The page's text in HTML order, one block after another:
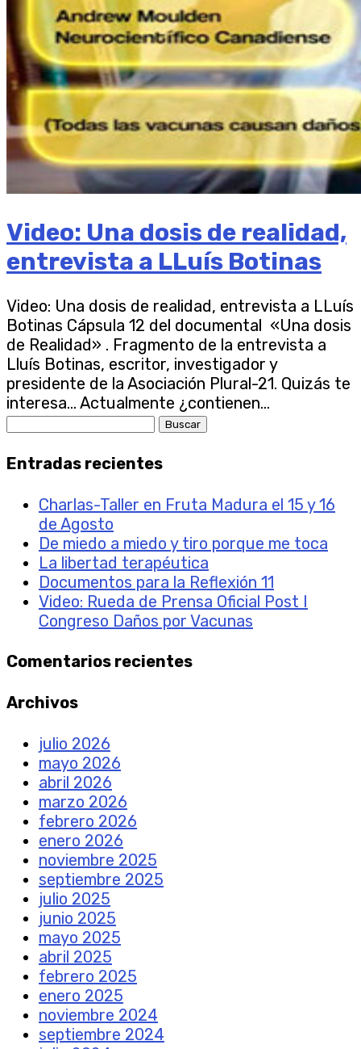
Video: Una dosis de realidad,
entrevista a LLuís Botinas
Video: Una dosis de realidad, entrevista a LLuís
Botinas Cápsula 12 del documental «Una dosis
de Realidad» . Fragmento de la entrevista a
Lluís Botinas, escritor, investigador y
presidente de la Asociación Plural-21. Quizás te
interesa… Actualmente ¿contienen...
Buscar:
Entradas recientes
Charlas-Taller en Fruta Madura el 15 y 16
de Agosto
De miedo a miedo y tiro porque me toca
La libertad terapéutica
Documentos para la Reflexión 11
Video: Rueda de Prensa Oficial Post I
Congreso Daños por Vacunas
Comentarios recientes
Archivos
julio 2026
mayo 2026
abril 2026
marzo 2026
febrero 2026
enero 2026
noviembre 2025
septiembre 2025
julio 2025
junio 2025
mayo 2025
abril 2025
febrero 2025
enero 2025
noviembre 2024
septiembre 2024